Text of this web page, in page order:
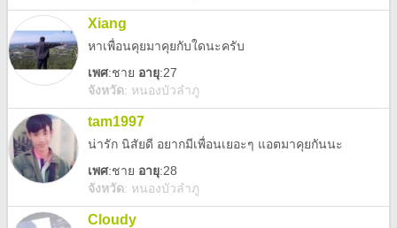
Xiang
หาเพื่อนคุยมาคุยกับใดนะครับ
เพศ:ชาย อายุ:27
จังหวัด: หนองบัวลำภู
tam1997
น่ารัก นิสัยดี อยากมีเพื่อนเยอะๆ แอตมาคุยกันนะ
เพศ:ชาย อายุ:28
จังหวัด: หนองบัวลำภู
Cloudy